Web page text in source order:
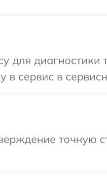
диагностики
сервис в
точную